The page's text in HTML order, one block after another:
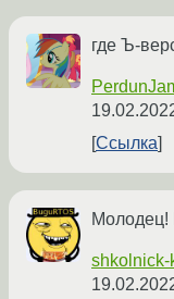
где Ъ-
Ссылка
Молодец!
shkolnick-